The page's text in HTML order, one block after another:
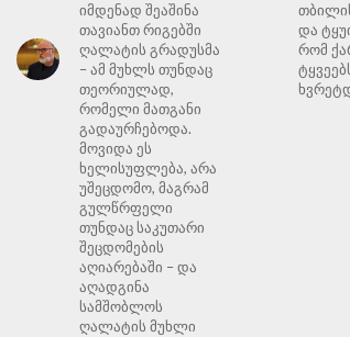
იმდენად შეაშინა
თავიანთ რიგებში
ღალატის გრადუსმა
– ამ მუხლს თუნდაც
თეორიულად,
რომელი მათგანი
გადაურჩებოდა.
მოვიდა ეს
ხელისუფლება, არა
უშეცდომო, მაგრამ
გულწრფელი
თუნდაც საკუთარი
შეცდომების
აღიარებაში – და
აღადგინა
სამშობლოს
ღალატის მუხლი
და
რომ